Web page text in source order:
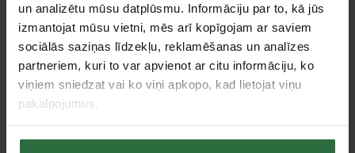
un analizētu mūsu datplūsmu. Informāciju par to, kā jūs
izmantojat mūsu vietni, mēs arī kopīgojam ar saviem
sociālās saziņas līdzekļu, reklamēšanas un analīzes
partneriem, kuri to var apvienot ar citu informāciju, ko
viņiem sniedzat vai ko viņi apkopo, kad lietojat viņu
pakalpojumus.
Leņķa slīpmašīna
MILWAUKEE AG 10-125
75,00 €
Ir noliktavā
Leņķa slīpmašīna
MAKITA 9558HNR
79,00 €
Ir noliktavā